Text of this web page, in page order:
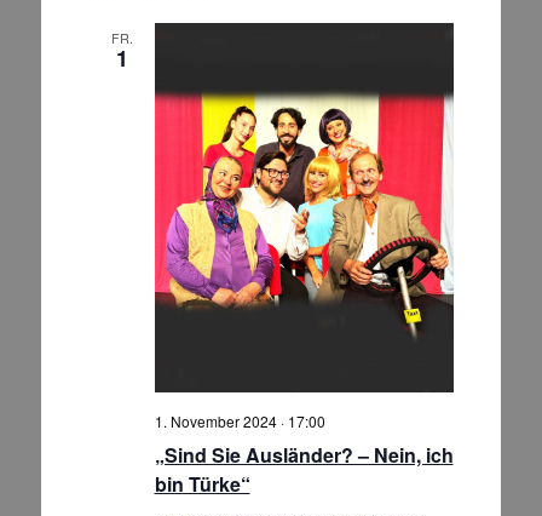
FR.
1
„Sind Sie Ausländer? – Nein, ich
bin Türke“
1. November 2024 · 17:00